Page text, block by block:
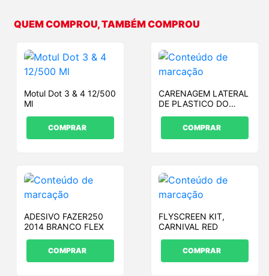
QUEM COMPROU, TAMBÉM COMPROU
Motul Dot 3 & 4 12/500
Ml
COMPRAR
CARENAGEM LATERAL
DE PLASTICO DO
COMPRAR
ADESIVO FAZER250
2014 BRANCO FLEX
COMPRAR
FLYSCREEN KIT,
CARNIVAL RED
COMPRAR